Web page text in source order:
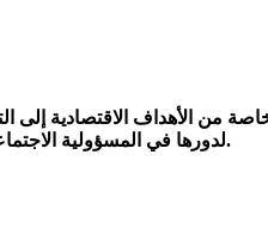
من الأهداف الاقتصادية إلى
لدورها في المسؤولية
.